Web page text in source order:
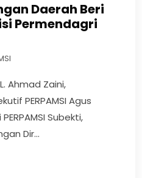
Daerah Beri
Permendagri
Ahmad Zaini,
PERPAMSI Agus
Subekti,
Dir...